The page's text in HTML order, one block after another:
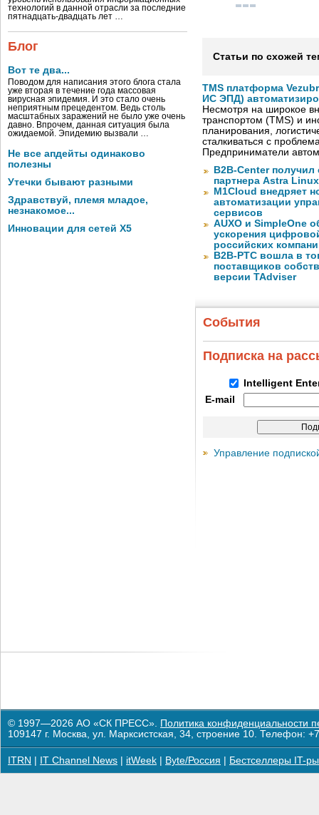
технологий в данной отрасли за последние
пятнадцать-двадцать лет …
Блог
Вот те два...
Поводом для написания этого блога стала
уже вторая в течение года массовая
вирусная эпидемия. И это стало очень
неприятным прецедентом. Ведь столь
масштабных заражений не было уже очень
давно. Впрочем, данная ситуация была
ожидаемой. Эпидемию вызвали …
Не все апдейты одинаково
полезны
Утечки бывают разными
Здравствуй, племя младое,
незнакомое...
Инновации для сетей X5
Статьи по схожей
TMS платформа
ИС ЭПД)
Несмотря на широкое
транспортом (TMS) и
планирования,
сталкиваться с
Предприниматели
B2B-Center получил
партнера Astra Linux
M1Cloud внедряет
автоматизации
сервисов
AUXO и SimpleOne
ускорения
российских
B2B-РТС вошла в
поставщиков
версии TAdviser
События
Подписка на
Intelligent
E-mail
Управление
© 1997—2026 АО «СК ПРЕСС». Политика конфиденциальности
109147 г. Москва, ул. Марксистская, 34, строение 10. Телефон:
ITRN IT Channel News itWeek Byte/Россия Бестселлеры IT-